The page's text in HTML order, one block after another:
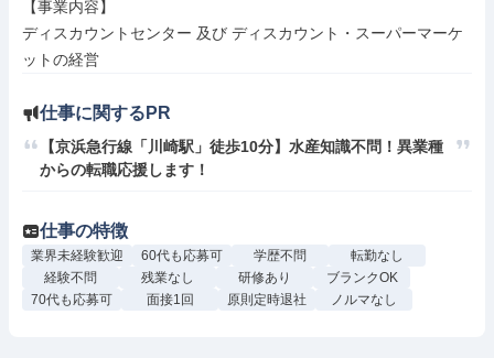
【事業内容】
ディスカウントセンター 及び ディスカウント・スーパーマーケ
ットの経営
仕事に関するPR
【京浜急行線「川崎駅」徒歩10分】水産知識不問！異業種
からの転職応援します！
仕事の特徴
業界未経験歓迎 60代も応募可 学歴不問
転勤なし
経験不問
残業なし 研修あり
ブランクOK
70代も応募可
面接1回 原則定時退社 ノルマなし